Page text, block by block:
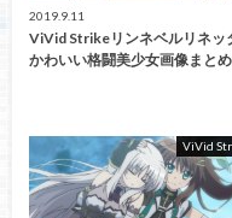
2019.9.11
ViVid Strikeリンネベルリネッ
かわいい格闘美少女画像まとめ
ViVid